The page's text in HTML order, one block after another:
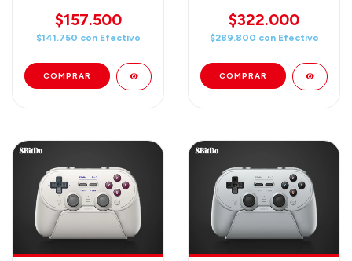
$157.500
$141.750 con Efectivo
Case (CONTROL +
ESTUCHE)
$322.000
$289.800 con Efectivo